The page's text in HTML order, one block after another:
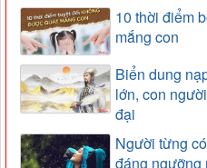
10 thời điểm
mắng con
Biển dung
lớn, con
đại
Người từng
đáng ngưỡng